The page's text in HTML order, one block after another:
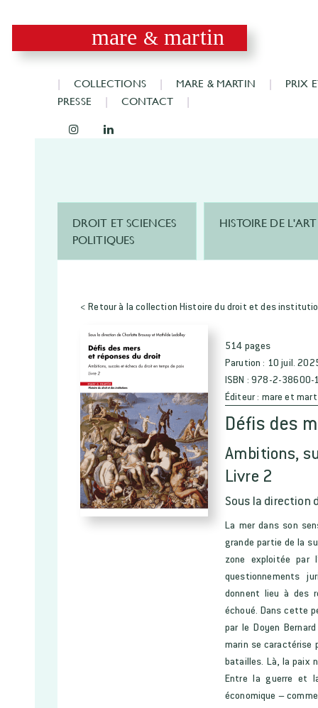
mare & martin
COLLECTIONS MARE & MARTIN
PRIX
PRESSE
CONTACT
DROIT ET SCIENCES
POLITIQUES
HISTOIRE DE L'ART
< Retour à la collection Histoire du droit et des
514 pages
Parution : 10 juil.
ISBN : 978-2-38600-
Éditeur : mare et
Défis des
Ambitions,
Livre 2
Sous la direction
La mer dans son
grande partie de la
zone exploitée par
questionnements
donnent lieu à des
échoué. Dans cette
par le Doyen
marin se caractérise
batailles. Là, la paix
Entre la guerre et
économique –